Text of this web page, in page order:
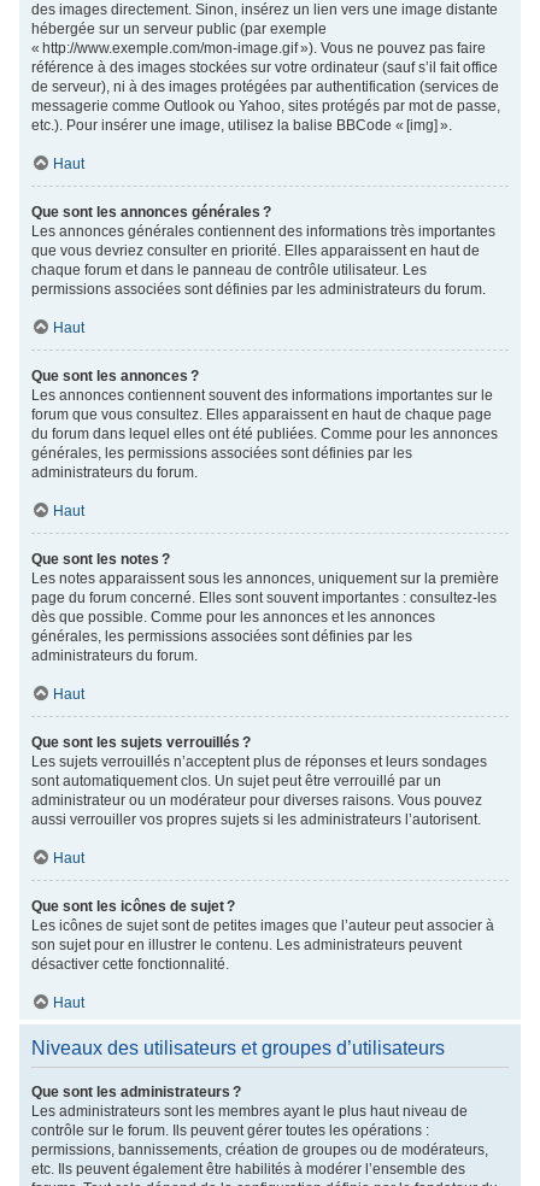
des images directement. Sinon, insérez un lien vers une image distante
hébergée sur un serveur public (par exemple
« http://www.exemple.com/mon-image.gif »). Vous ne pouvez pas faire
référence à des images stockées sur votre ordinateur (sauf s’il fait office
de serveur), ni à des images protégées par authentification (services de
messagerie comme Outlook ou Yahoo, sites protégés par mot de passe,
etc.). Pour insérer une image, utilisez la balise BBCode « [img] ».
Haut
Que sont les annonces générales ?
Les annonces générales contiennent des informations très importantes
que vous devriez consulter en priorité. Elles apparaissent en haut de
chaque forum et dans le panneau de contrôle utilisateur. Les
permissions associées sont définies par les administrateurs du forum.
Haut
Que sont les annonces ?
Les annonces contiennent souvent des informations importantes sur le
forum que vous consultez. Elles apparaissent en haut de chaque page
du forum dans lequel elles ont été publiées. Comme pour les annonces
générales, les permissions associées sont définies par les
administrateurs du forum.
Haut
Que sont les notes ?
Les notes apparaissent sous les annonces, uniquement sur la première
page du forum concerné. Elles sont souvent importantes : consultez-les
dès que possible. Comme pour les annonces et les annonces
générales, les permissions associées sont définies par les
administrateurs du forum.
Haut
Que sont les sujets verrouillés ?
Les sujets verrouillés n’acceptent plus de réponses et leurs sondages
sont automatiquement clos. Un sujet peut être verrouillé par un
administrateur ou un modérateur pour diverses raisons. Vous pouvez
aussi verrouiller vos propres sujets si les administrateurs l’autorisent.
Haut
Que sont les icônes de sujet ?
Les icônes de sujet sont de petites images que l’auteur peut associer à
son sujet pour en illustrer le contenu. Les administrateurs peuvent
désactiver cette fonctionnalité.
Haut
Niveaux des utilisateurs et groupes d’utilisateurs
Que sont les administrateurs ?
Les administrateurs sont les membres ayant le plus haut niveau de
contrôle sur le forum. Ils peuvent gérer toutes les opérations :
permissions, bannissements, création de groupes ou de modérateurs,
etc. Ils peuvent également être habilités à modérer l’ensemble des